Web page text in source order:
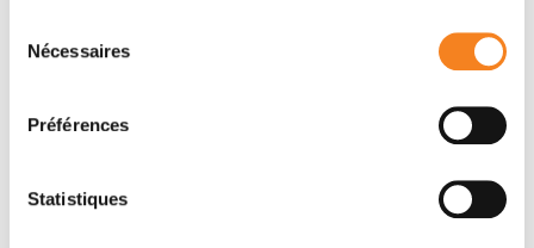
Nécessaires
Préférences
Statistiques